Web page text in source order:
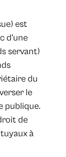
est
d'une
servant)
du
le
publique.
de
à